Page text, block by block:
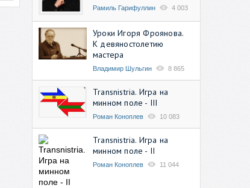
Рамиль Гарифуллин 4 003
Уроки Игоря Фроянова.
К девяностолетию
мастера
Владимир Шульгин 8 865
Transnistria. Игра на
минном поле - III
Роман Коноплев 10 083
Transnistria. Игра на
минном поле - II
Роман Коноплев 11 044